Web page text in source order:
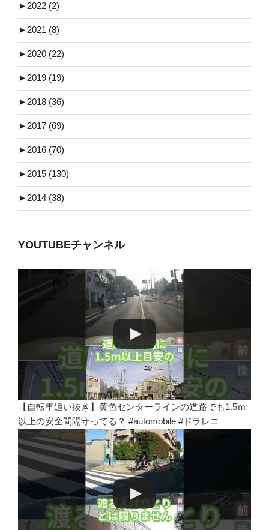
► 2022 (2)
► 2021 (8)
► 2020 (22)
► 2019 (19)
► 2018 (36)
► 2017 (69)
► 2016 (70)
► 2015 (130)
► 2014 (38)
YOUTUBEチャンネル
【自転車追い抜き】黄色センターラインの道路でも1.5ｍ
以上の安全間隔守ってる？ #automobile #ドラレコ